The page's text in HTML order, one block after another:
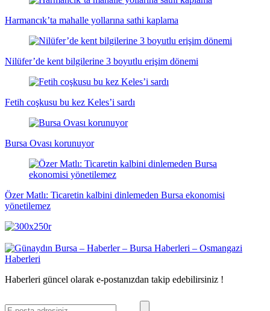
Harmancık’ta mahalle yollarına sathi kaplama
Nilüfer’de kent bilgilerine 3 boyutlu erişim dönemi
Fetih coşkusu bu kez Keles’i sardı
Bursa Ovası korunuyor
Özer Matlı: Ticaretin kalbini dinlemeden Bursa ekonomisi
yönetilemez
Haberleri güncel olarak e-postanızdan takip edebilirsiniz !